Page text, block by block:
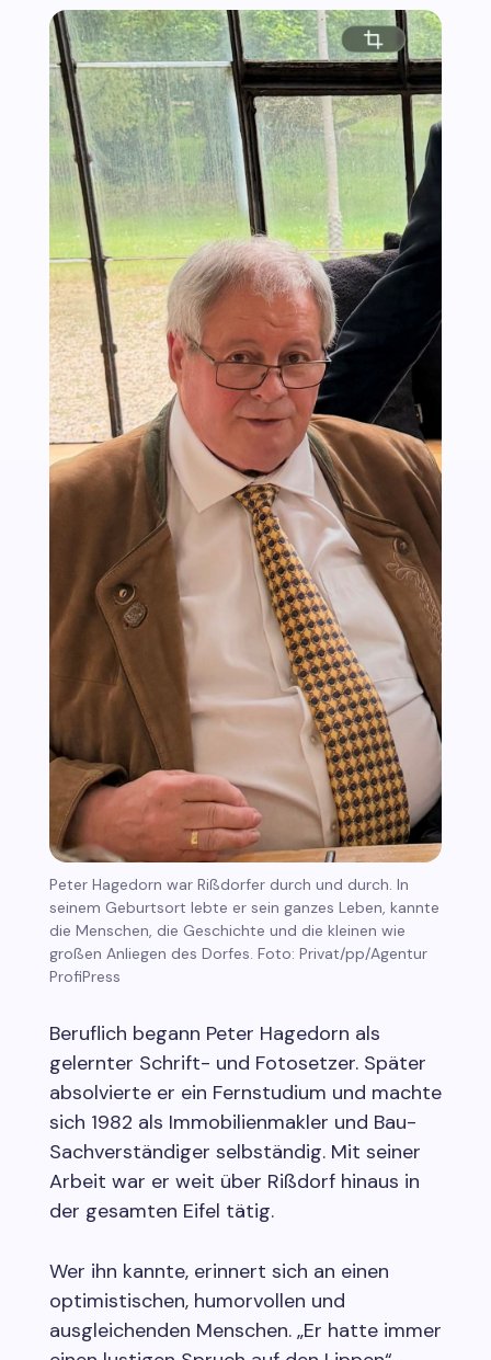
Peter Hagedorn war Rißdorfer durch und durch. In
seinem Geburtsort lebte er sein ganzes Leben, kannte
die Menschen, die Geschichte und die kleinen wie
großen Anliegen des Dorfes. Foto: Privat/pp/Agentur
ProfiPress
Beruflich begann Peter Hagedorn als
gelernter Schrift- und Fotosetzer. Später
absolvierte er ein Fernstudium und machte
sich 1982 als Immobilienmakler und Bau-
Sachverständiger selbständig. Mit seiner
Arbeit war er weit über Rißdorf hinaus in
der gesamten Eifel tätig.
Wer ihn kannte, erinnert sich an einen
optimistischen, humorvollen und
ausgleichenden Menschen. „Er hatte immer